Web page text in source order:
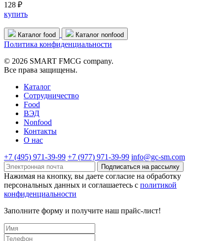
128 ₽
купить
Каталог food Каталог nonfood
Политика конфиденциальности
© 2026 SMART FMCG company.
Все права защищены.
Каталог
Cотрудничество
Food
ВЭД
Nonfood
Контакты
О нас
+7 (495) 971-39-99 +7 (977) 971-39-99 info@gc-sm.com
Подписаться на рассылку
Нажимая на кнопку, вы даете согласие на обработку
персональных данных и соглашаетесь c политикой
конфиденциальности
Заполните форму и получите наш прайс-лист!